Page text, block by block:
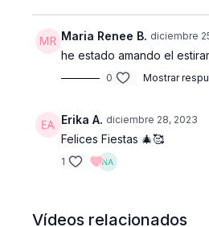
Maria Renee B. diciembre
he estado amando el
0 Mostrar
Erika A. diciembre 28, 2023
Felices Fiestas 🎄🥰
1
Vídeos relacionados